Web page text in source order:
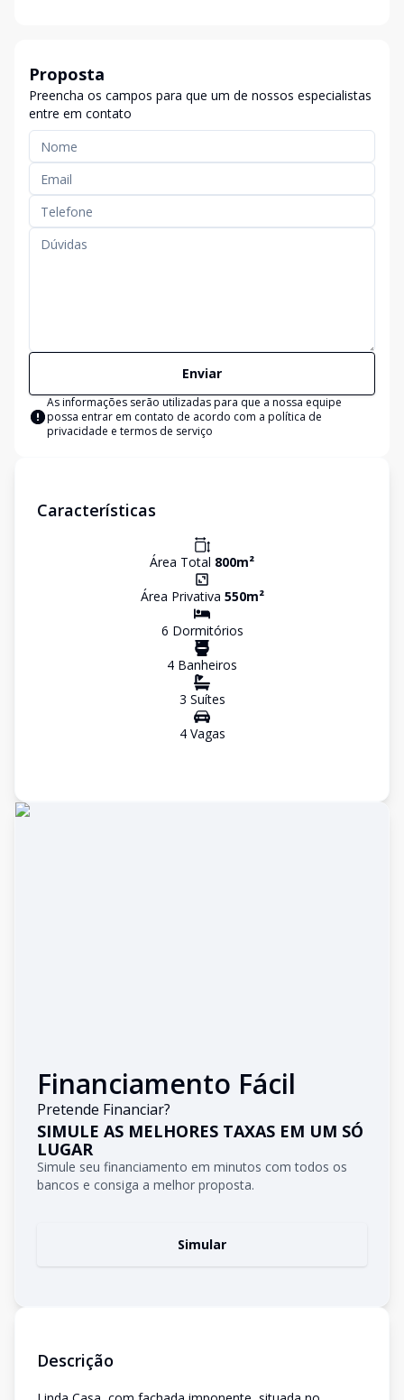
Proposta
Preencha os campos para que um de nossos especialistas
entre em contato
Enviar
As informações serão utilizadas para que a nossa equipe
possa entrar em contato de acordo com a política de
privacidade e termos de serviço
Características
Área Total 800m²
Área Privativa 550m²
6 Dormitórios
4 Banheiros
3 Suítes
4Vagas
Financiamento Fácil
Pretende Financiar?
SIMULE AS MELHORES TAXAS EM UM SÓ
LUGAR
Simule seu financiamento em minutos com todos os
bancos e consiga a melhor proposta.
Simular
Descrição